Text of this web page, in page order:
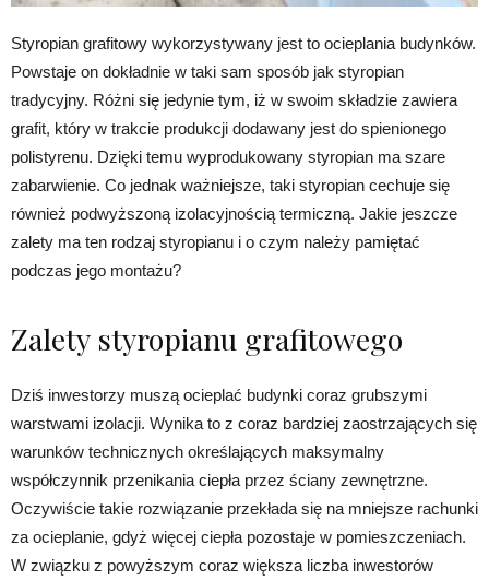
Styropian grafitowy wykorzystywany jest to ocieplania budynków.
Powstaje on dokładnie w taki sam sposób jak styropian
tradycyjny. Różni się jedynie tym, iż w swoim składzie zawiera
grafit, który w trakcie produkcji dodawany jest do spienionego
polistyrenu. Dzięki temu wyprodukowany styropian ma szare
zabarwienie. Co jednak ważniejsze, taki styropian cechuje się
również podwyższoną izolacyjnością termiczną. Jakie jeszcze
zalety ma ten rodzaj styropianu i o czym należy pamiętać
podczas jego montażu?
Zalety styropianu grafitowego
Dziś inwestorzy muszą ocieplać budynki coraz grubszymi
warstwami izolacji. Wynika to z coraz bardziej zaostrzających się
warunków technicznych określających maksymalny
współczynnik przenikania ciepła przez ściany zewnętrzne.
Oczywiście takie rozwiązanie przekłada się na mniejsze rachunki
za ocieplanie, gdyż więcej ciepła pozostaje w pomieszczeniach.
W związku z powyższym coraz większa liczba inwestorów